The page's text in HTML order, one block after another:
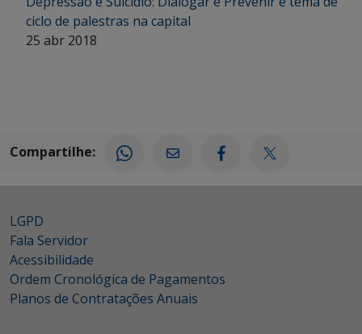
ciclo de palestras na capital
25 abr 2018
Compartilhe:
LGPD
Fala Servidor
Acessibilidade
Ordem Cronológica de Pagamentos
Planos de Contratações Anuais